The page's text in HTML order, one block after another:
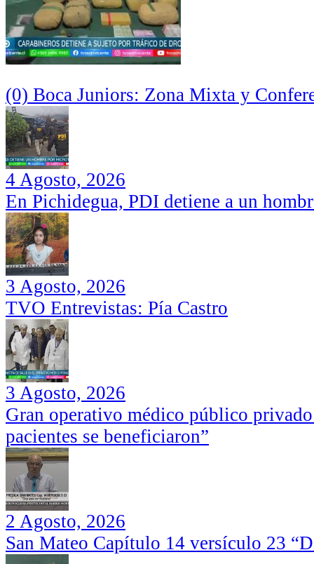
(0) Boca Juniors: Zona Mixta y
4 Agosto, 2026
En Pichidegua, PDI detiene a un
3 Agosto, 2026
TVO Entrevistas: Pía Castro
3 Agosto, 2026
Gran operativo médico público
pacientes se beneficiaron”
2 Agosto, 2026
San Mateo Capítulo 14 versículo 23